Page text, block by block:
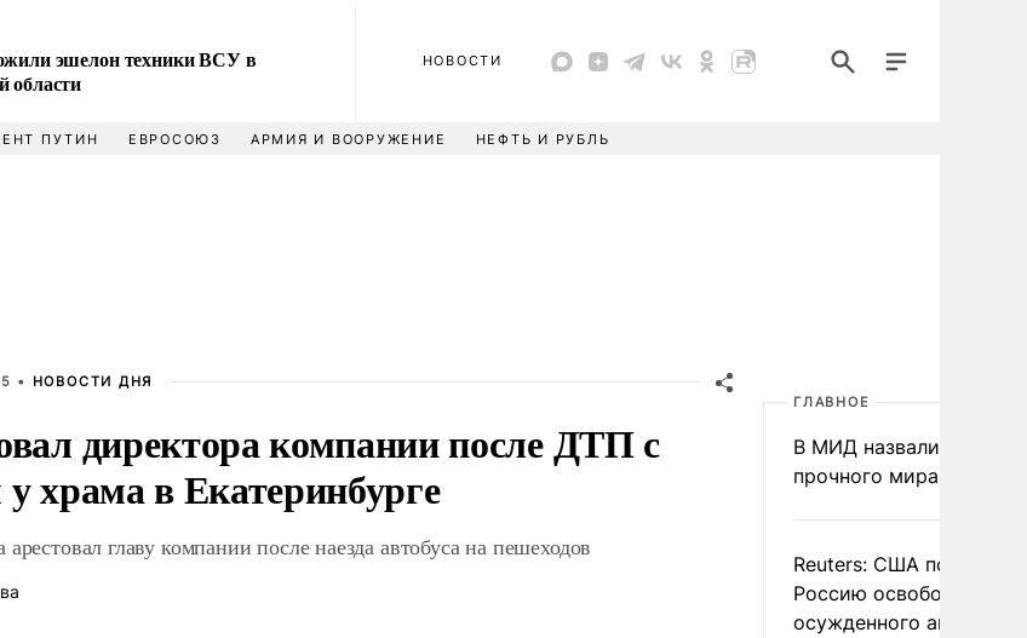
эшелон техники ВСУ в
области
НОВОСТИ
ПУТИН ЕВРОСОЮЗ АРМИЯ И ВООРУЖЕНИЕ НЕФТЬ И РУБЛЬ
• НОВОСТИ ДНЯ
директора компании после ДТП с
у храма в Екатеринбурге
главу компании после наезда автобуса на пешеходов
ГЛАВНОЕ
В МИД назвали условия
прочного мира на
Reuters: США
Россию освободить
осужденного